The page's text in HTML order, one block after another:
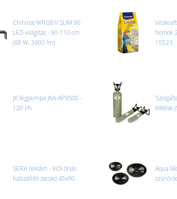
oldjuk meg. Minden
CSOMAG ÁTVÉTELE
Amennyiben a
tapasztal, a kibontás
Chihiros WRGB II SLIM 90
LED világítás - 90-110 cm
(69 W, 3600 lm)
homok
15523
JK légpumpa JKA-AP3500 -
120 l/h
töltése
SERA reklám - KOI óriás
halszállító zacskó 45x90
Aqua